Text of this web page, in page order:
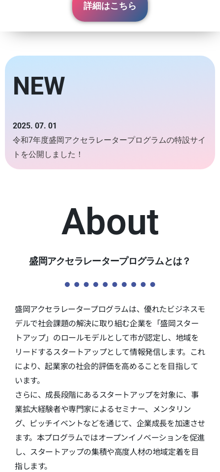
詳細はこちら
NEW
2025. 07. 01
令和7年度盛岡アクセラレータープログラムの特設サイ
トを公開しました！
About
盛岡アクセラレータープログラムとは？
盛岡アクセラレータープログラムは、優れたビジネスモ
デルで社会課題の解決に取り組む企業を「盛岡スター
トアップ」のロールモデルとして市が認定し、地域を
リードするスタートアップとして情報発信します。これ
により、起業家の社会的評価を高めることを目指して
います。
さらに、成長段階にあるスタートアップを対象に、事
業拡大経験者や専門家によるセミナー、メンタリン
グ、ピッチイベントなどを通じて、企業成長を加速させ
ます。本プログラムではオープンイノベーションを促進
し、スタートアップの集積や高度人材の地域定着を目
指します。